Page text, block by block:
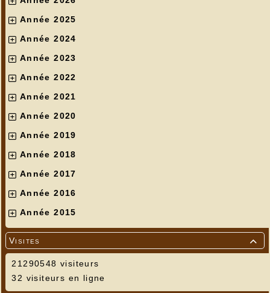
Année 2025
Année 2024
Année 2023
Année 2022
Année 2021
Année 2020
Année 2019
Année 2018
Année 2017
Année 2016
Année 2015

Visites
21290548 visiteurs
32 visiteurs en ligne